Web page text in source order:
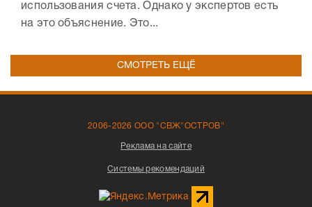
использования счета. Однако у экспертов есть
на это объяснение. Это...
СМОТРЕТЬ ЕЩЁ
2006-2026 ООО "СВЖ"ОСТРОВ"
Реклама на сайте
Системы рекомендаций